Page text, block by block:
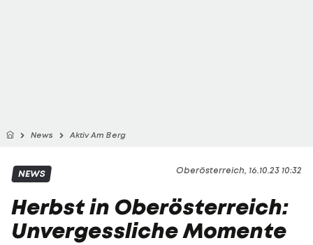
News Aktiv Am Berg
Oberösterreich, 16.10.23 10:32
NEWS
Herbst in Oberösterreich:
Unvergessliche Momente